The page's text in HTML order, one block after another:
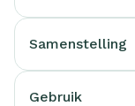
Samenstelling
Gebruik